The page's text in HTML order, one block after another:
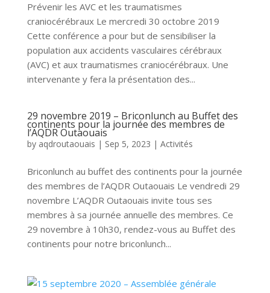
Prévenir les AVC et les traumatismes
craniocérébraux Le mercredi 30 octobre 2019
Cette conférence a pour but de sensibiliser la
population aux accidents vasculaires cérébraux
(AVC) et aux traumatismes craniocérébraux. Une
intervenante y fera la présentation des...
29 novembre 2019 – Briconlunch au Buffet des
continents pour la journée des membres de
l’AQDR Outaouais
by aqdroutaouais | Sep 5, 2023 | Activités
Briconlunch au buffet des continents pour la journée
des membres de l’AQDR Outaouais Le vendredi 29
novembre L’AQDR Outaouais invite tous ses
membres à sa journée annuelle des membres. Ce
29 novembre à 10h30, rendez-vous au Buffet des
continents pour notre briconlunch...